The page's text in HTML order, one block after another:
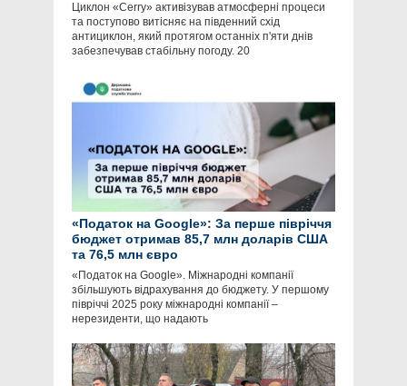
Циклон «Cerry» активізував атмосферні процеси
та поступово витісняє на південний схід
антициклон, який протягом останніх п'яти днів
забезпечував стабільну погоду. 20
«Податок на Google»: За перше півріччя
бюджет отримав 85,7 млн доларів США
та 76,5 млн євро
«Податок на Google». Міжнародні компанії
збільшують відрахування до бюджету. У першому
півріччі 2025 року міжнародні компанії –
нерезиденти, що надають